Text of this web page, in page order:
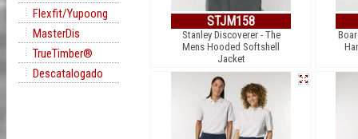
Flexfit/Yupoong
MasterDis
TrueTimber®
Descatalogado
STJM158
Stanley Discoverer - The
Mens Hooded Softshell
Jacket